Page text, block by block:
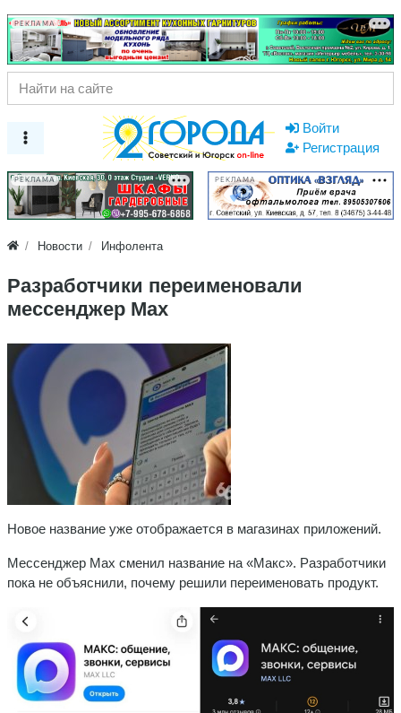
РЕКЛАМА
Войти
Регистрация
РЕКЛАМА РЕКЛАМА
Новости Инфолента
Разработчики переименовали
мессенджер Max
Новое название уже отображается в магазинах приложений.
Мессенджер Max сменил название на «Макс». Разработчики
пока не объяснили, почему решили переименовать продукт.